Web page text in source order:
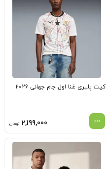
کیت پلیری غنا اول جام جهانی 2026
2,199,000 تومان